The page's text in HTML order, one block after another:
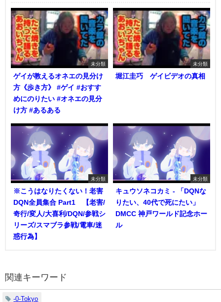
未分類
ゲイが教えるオネエの見分け
方《歩き方》 #ゲイ #おすす
めにのりたい #オネエの見分
け方 #あるある
未分類
堀江圭巧 ゲイビデオの真相
未分類
※こうはなりたくない！老害
DQN全員集合 Part1 【老害/
奇行/変人/大喜利/DQN/参戦シ
リーズ/スマブラ参戦/電車/迷
惑行為】
未分類
キュウソネコカミ - 「DQNな
りたい、40代で死にたい」
DMCC 神戸ワールド記念ホー
ル
関連キーワード
-0-Tokyo